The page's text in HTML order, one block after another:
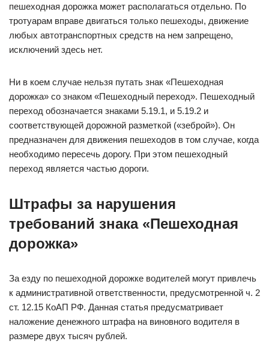
пешеходная дорожка может располагаться отдельно. По
тротуарам вправе двигаться только пешеходы, движение
любых автотранспортных средств на нем запрещено,
исключений здесь нет.
Ни в коем случае нельзя путать знак «Пешеходная
дорожка» со знаком «Пешеходный переход». Пешеходный
переход обозначается знаками 5.19.1, и 5.19.2 и
соответствующей дорожной разметкой («зеброй»). Он
предназначен для движения пешеходов в том случае, когда
необходимо пересечь дорогу. При этом пешеходный
переход является частью дороги.
Штрафы за нарушения
требований знака «Пешеходная
дорожка»
За езду по пешеходной дорожке водителей могут привлечь
к административной ответственности, предусмотренной ч. 2
ст. 12.15 КоАП РФ. Данная статья предусматривает
наложение денежного штрафа на виновного водителя в
размере двух тысяч рублей.